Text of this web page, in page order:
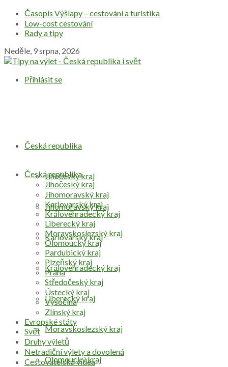
Časopis Výšlapy – cestování a turistika
Low-cost cestování
Rady a tipy
Neděle, 9 srpna, 2026
Přihlásit se
Česká republika
Jihočeský kraj
Jihomoravský kraj
Karlovarský kraj
Královéhradecký kraj
Liberecký kraj
Moravskoslezský kraj
Olomoucký kraj
Česká republika
Jihočeský kraj
Jihomoravský kraj
Karlovarský kraj
Královéhradecký kraj
Liberecký kraj
Moravskoslezský kraj
Olomoucký kraj
Pardubický kraj
Plzeňský kraj
Praha
Středočeský kraj
Ústecký kraj
Vysočina
Zlínský kraj
Evropské státy
Svět
Druhy výletů
Netradiční výlety a dovolená
Cestovatelská videa